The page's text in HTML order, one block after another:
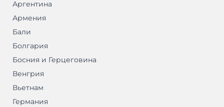
Аргентина
Армения
Бали
Болгария
Босния и Герцеговина
Венгрия
Вьетнам
Германия